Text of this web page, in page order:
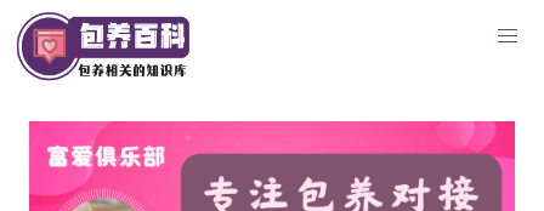
Skip
to
content